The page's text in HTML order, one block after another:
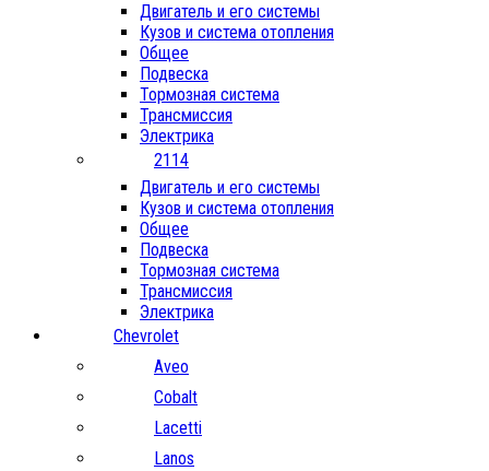
Двигатель и его системы
Кузов и система отопления
Общее
Подвеска
Тормозная система
Трансмиссия
Электрика
2114
Двигатель и его системы
Кузов и система отопления
Общее
Подвеска
Тормозная система
Трансмиссия
Электрика
Chevrolet
Aveo
Cobalt
Lacetti
Lanos